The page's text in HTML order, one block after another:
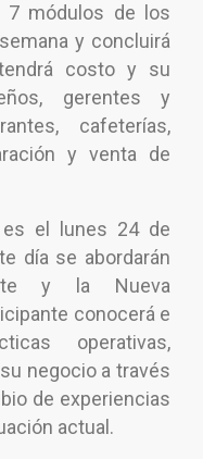
7 módulos de los
y concluirá
costo y su
gerentes y
cafeterías,
y venta de
el lunes 24 de
día se abordarán
y la Nueva
conocerá e
operativas,
negocio a través
de experiencias
actual.